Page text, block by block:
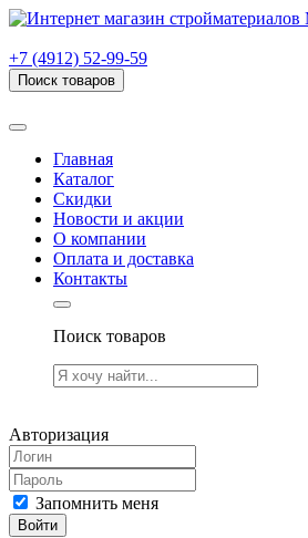
+7 (4912) 52-99-59
Поиск товаров
Главная
Каталог
Скидки
Новости и акции
О компании
Оплата и доставка
Контакты
Поиск товаров
Авторизация
Запомнить меня
Войти